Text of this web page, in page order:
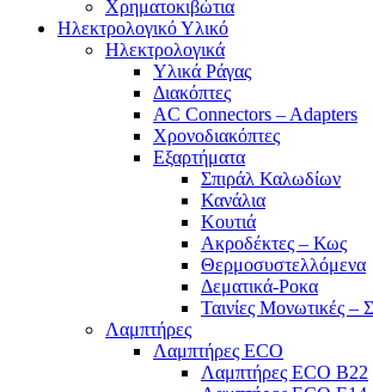
Χρηματοκιβώτια
Ηλεκτρολογικό Υλικό
Ηλεκτρολογικά
Υλικά Ράγας
Διακόπτες
AC Connectors – Adapters
Χρονοδιακόπτες
Εξαρτήματα
Σπιράλ Καλωδίων
Κανάλια
Κουτιά
Ακροδέκτες – Κως
Θερμοσυστελλόμενα
Δεματικά-Ροκα
Ταινίες Μονωτικές –
Λαμπτήρες
Λαμπτήρες ECO
Λαμπτήρες ECO B22